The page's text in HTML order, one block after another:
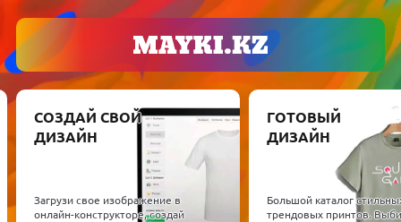
СОЗДАЙ СВОЙ
ДИЗАЙН
Загрузи свое изображение в
онлайн-конструкторе, создай
ГОТОВЫЙ
ДИЗАЙН
Большой каталог
трендовых принтов.